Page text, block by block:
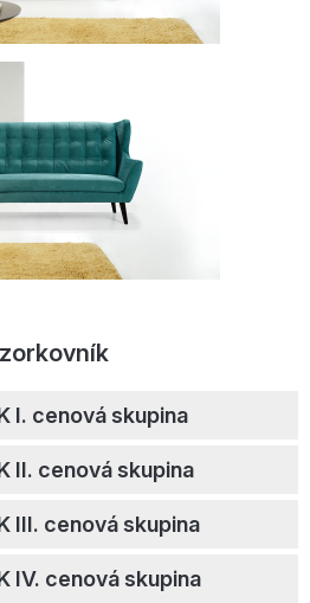
I. cenová skupina
II. cenová skupina
III. cenová skupina
IV. cenová skupina